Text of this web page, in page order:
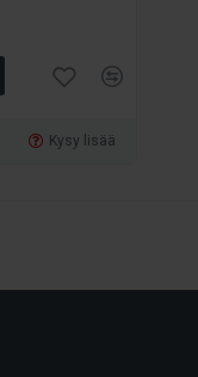
Kysy lisää